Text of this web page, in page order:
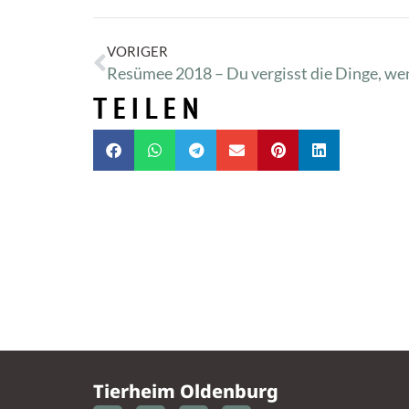
VORIGER
TEILEN
Tierheim Oldenburg